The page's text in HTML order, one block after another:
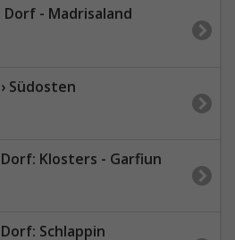
- Madrisaland
Südosten
Klosters - Garfiun
Schlappin